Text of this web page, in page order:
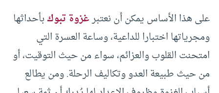
على هذا الأساس يمكن أن نعتبرغزوة تبوكبأحداثها
ومجرياتها اختبارا للداعية، وساعة العسرة التي
امتحنت القلوب والعزائم، سواء من حيث التوقيت، أو
من حيث طبيعة العدو وتكاليف الرحلة. ومن يطالع